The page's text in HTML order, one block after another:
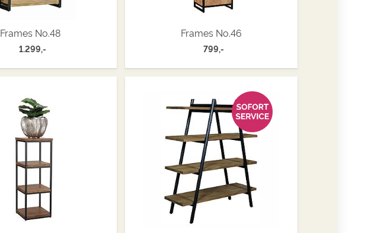
Frames No.48
1.299,-
Frames No.46
799,-